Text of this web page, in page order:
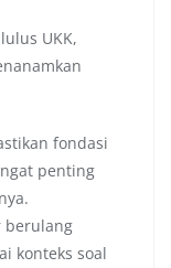
UKK,
fondasi
penting
berulang
konteks soal